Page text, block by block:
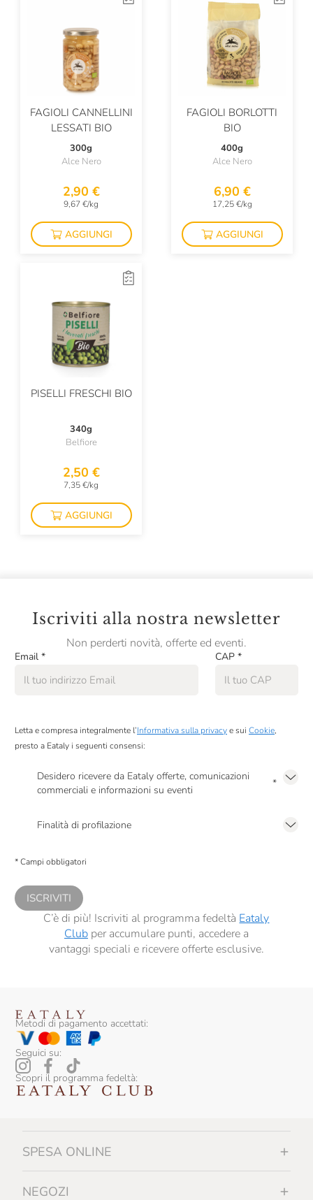
FAGIOLI CANNELLINI
LESSATI BIO
300g
Alce Nero
2,90 €
9,67 €/kg
AGGIUNGI
FAGIOLI BORLOTTI
BIO
400g
Alce Nero
6,90 €
17,25 €/kg
AGGIUNGI
PISELLI FRESCHI BIO
340g
Belfiore
2,50 €
7,35 €/kg
AGGIUNGI
Iscriviti alla nostra newsletter
Non perderti novità, offerte ed eventi.
Email * CAP *
Letta e compresa integralmente l’Informativa sulla privacye sui Cookie,
presto a Eataly i seguenti consensi:
Desidero ricevere da Eataly offerte, comunicazioni
commerciali e informazioni su eventi
*
Finalità di profilazione
comunicazioni commerciali personalizzate, in caso di consenso prestato ai
* Campi obbligatori
ISCRIVITI
C’è di più! Iscriviti al programma fedeltà Eataly
Clubper accumulare punti, accedere a
vantaggi speciali e ricevere offerte esclusive.
Metodi di pagamento accettati:
Seguici su:
Scopri il programma fedeltà:
SPESA ONLINE
NEGOZI